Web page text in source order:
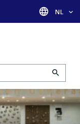
Taal
NL